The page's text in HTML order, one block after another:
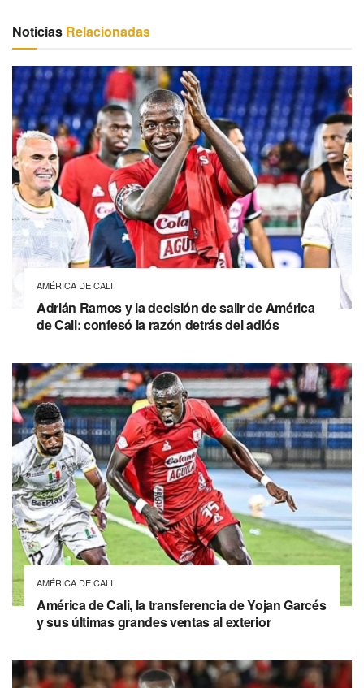
Noticias Relacionadas
AMÉRICA DE CALI
Adrián Ramos y la decisión de salir de América
de Cali: confesó la razón detrás del adiós
AMÉRICA DE CALI
América de Cali, la transferencia de Yojan Garcés
y sus últimas grandes ventas al exterior